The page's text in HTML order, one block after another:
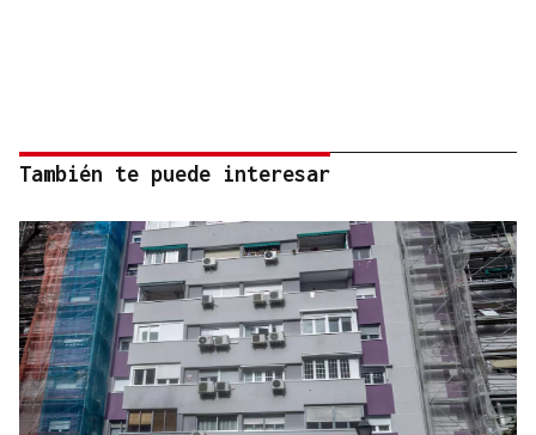
También te puede interesar